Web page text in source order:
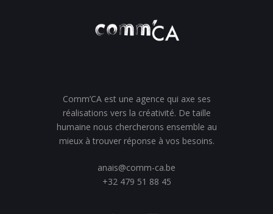
Comm’CA est une agence qui axe ses
réalisations vers la créativité. De taille
humaine nous chercherons ensemble au
mieux à trouver réponse à vos besoins.
anais@comm-ca.be
+32 479 51 88 45